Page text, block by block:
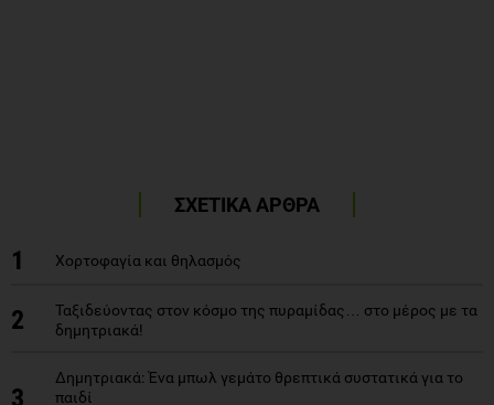
ΣΧΕΤΙΚΑ ΑΡΘΡΑ
1 Χορτοφαγία και θηλασμός
2
Ταξιδεύοντας στον κόσμο της πυραμίδας… στο μέρος με τα
δημητριακά!
3
Δημητριακά: Ένα μπωλ γεμάτο θρεπτικά συστατικά για το
παιδί